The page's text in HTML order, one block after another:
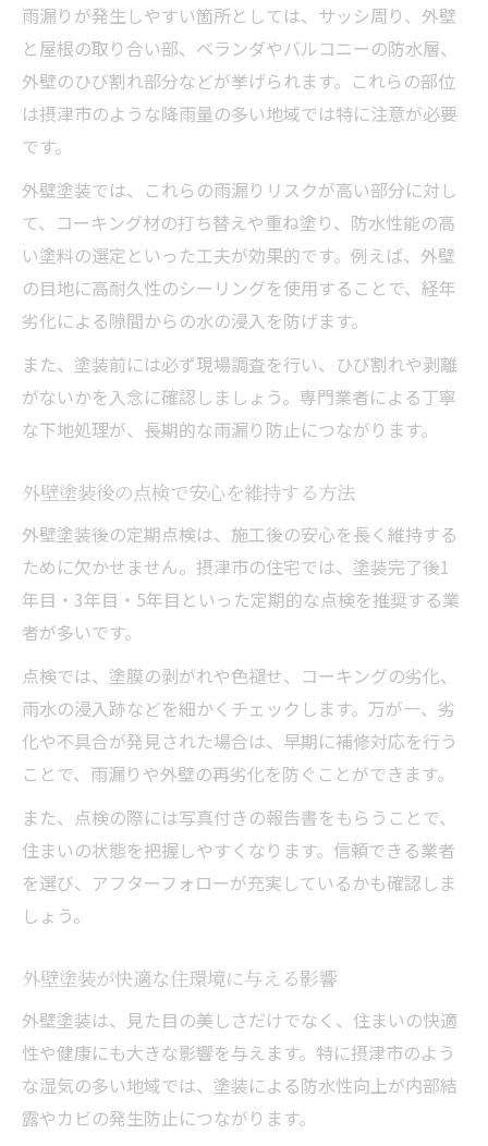
雨漏りが発生しやすい箇所としては、サッシ周り、外壁
と屋根の取り合い部、ベランダやバルコニーの防水層、
外壁のひび割れ部分などが挙げられます。これらの部位
は摂津市のような降雨量の多い地域では特に注意が必要
です。
外壁塗装では、これらの雨漏りリスクが高い部分に対し
て、コーキング材の打ち替えや重ね塗り、防水性能の高
い塗料の選定といった工夫が効果的です。例えば、外壁
の目地に高耐久性のシーリングを使用することで、経年
劣化による隙間からの水の浸入を防げます。
また、塗装前には必ず現場調査を行い、ひび割れや剥離
がないかを入念に確認しましょう。専門業者による丁寧
な下地処理が、長期的な雨漏り防止につながります。
外壁塗装後の点検で安心を維持する方法
外壁塗装後の定期点検は、施工後の安心を長く維持する
ために欠かせません。摂津市の住宅では、塗装完了後1
年目・3年目・5年目といった定期的な点検を推奨する業
者が多いです。
点検では、塗膜の剥がれや色褪せ、コーキングの劣化、
雨水の浸入跡などを細かくチェックします。万が一、劣
化や不具合が発見された場合は、早期に補修対応を行う
ことで、雨漏りや外壁の再劣化を防ぐことができます。
また、点検の際には写真付きの報告書をもらうことで、
住まいの状態を把握しやすくなります。信頼できる業者
を選び、アフターフォローが充実しているかも確認しま
しょう。
外壁塗装が快適な住環境に与える影響
外壁塗装は、見た目の美しさだけでなく、住まいの快適
性や健康にも大きな影響を与えます。特に摂津市のよう
な湿気の多い地域では、塗装による防水性向上が内部結
露やカビの発生防止につながります。